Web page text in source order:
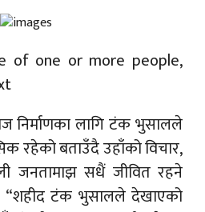
निर्माणका लागि टंक भुसालले
रहेको बताउँदै उहाँको विचार,
जनतामाझ सधैं जीवित रहने
“शहीद टंक भुसालले देखाएको